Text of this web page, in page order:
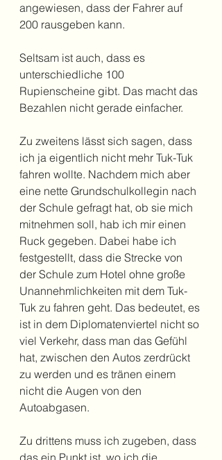
angewiesen, dass der Fahrer auf
200 rausgeben kann.
Seltsam ist auch, dass es
unterschiedliche 100
Rupienscheine gibt. Das macht das
Bezahlen nicht gerade einfacher.
Zu zweitens lässt sich sagen, dass
ich ja eigentlich nicht mehr Tuk-Tuk
fahren wollte. Nachdem mich aber
eine nette Grundschulkollegin nach
der Schule gefragt hat, ob sie mich
mitnehmen soll, hab ich mir einen
Ruck gegeben. Dabei habe ich
festgestellt, dass die Strecke von
der Schule zum Hotel ohne große
Unannehmlichkeiten mit dem Tuk-
Tuk zu fahren geht. Das bedeutet, es
ist in dem Diplomatenviertel nicht so
viel Verkehr, dass man das Gefühl
hat, zwischen den Autos zerdrückt
zu werden und es tränen einem
nicht die Augen von den
Autoabgasen.
Zu drittens muss ich zugeben, dass